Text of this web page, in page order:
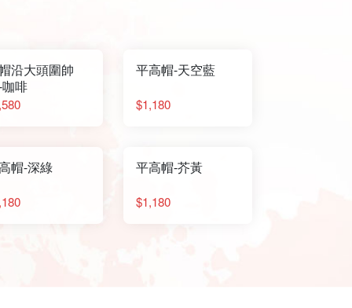
沿大頭圍帥
啡
平高帽-天空藍
$1,180
帽-深綠 平高帽-芥黃
$1,180